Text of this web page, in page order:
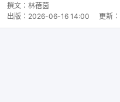
撰文： 林蓓茵
出版： 2026-06-16 14:00 更新：